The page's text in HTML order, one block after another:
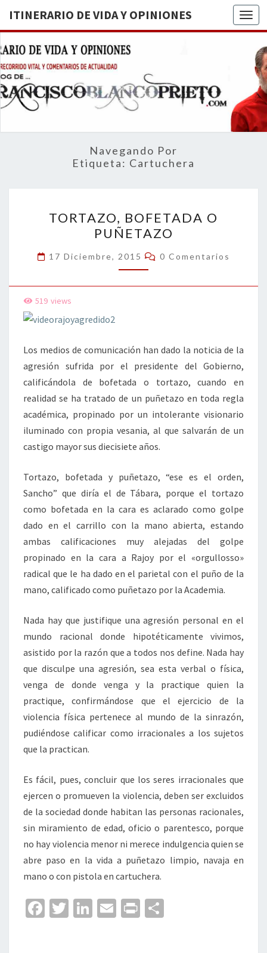
ITINERARIO DE VIDA Y OPINIONES
DE
BREVE
RECORRIDO
VITAL Y
ACTUALIDAD
Navegando Por
Etiqueta: Cartuchera
BOFETADA
O
PUÑETAZO
TORTAZO, BOFETADA O
PUÑETAZO
17 Diciembre, 2015 Comentarios
0 Comentarios
519 views
Los medios de comunicación han dado la noticia de la
agresión sufrida por el presidente del Gobierno,
calificándola de bofetada o tortazo, cuando en
realidad se ha tratado de un puñetazo en toda regla
académica, propinado por un intolerante visionario
iluminado con propia vesania, al que salvarán de un
castigo mayor sus diecisiete años.
Tortazo, bofetada y puñetazo, “ese es el orden,
Sancho” que diría el de Tábara, porque el tortazo
como bofetada en la cara es aclarado como golpe
dado en el carrillo con la mano abierta, estando
ambas calificaciones muy alejadas del golpe
propinado en la cara a Rajoy por el «orgullosso»
radical que le ha dado en el parietal con el puño de la
mano, calificado como puñetazo por la Academia.
Nada hay que justifique una agresión personal en el
mundo racional donde hipotéticamente vivimos,
asistido por la razón que a todos nos define. Nada hay
que disculpe una agresión, sea esta verbal o física,
venga de donde venga y la practique quien la
practique, confirmándose que el ejercicio de la
violencia física pertenece al mundo de la sinrazón,
pudiéndose calificar como irracionales a los sujetos
que la practican.
Es fácil, pues, concluir que los seres irracionales que
ejercen o promueven la violencia, deben ser excluidos
de la sociedad donde habitan las personas racionales,
sin miramiento de edad, oficio o parentesco, porque
no hay violencia menor ni merece indulgencia quien se
abre paso en la vida a puñetazo limpio, navaja en
mano o con pistola en cartuchera.
Fa T
Li
E
Pr